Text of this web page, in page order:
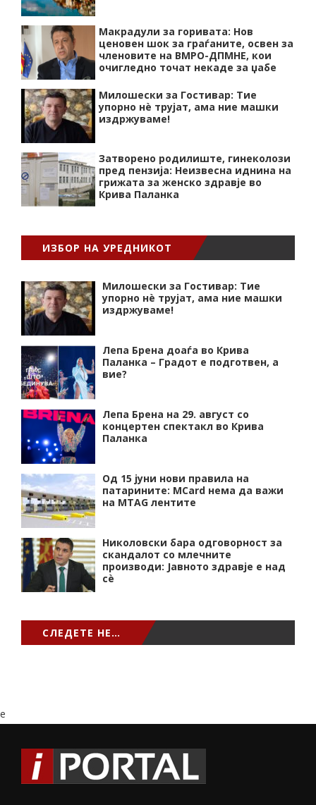
Макрадули за горивата: Нов
ценовен шок за граѓаните, освен за
членовите на ВМРО-ДПМНЕ, кои
очигледно точат некаде за џабе
Милошески за Гостивар: Тие
упорно нѐ трујат, ама ние машки
издржуваме!
Затворено родилиште, гинеколози
пред пензија: Неизвесна иднина на
грижата за женско здравје во
Крива Паланка
ИЗБОР НА УРЕДНИКОТ
Милошески за Гостивар: Тие
упорно нѐ трујат, ама ние машки
издржуваме!
Лепа Брена доаѓа во Крива
Паланка – Градот е подготвен, а
вие?
Лепа Брена на 29. август со
концертен спектакл во Крива
Паланка
Од 15 јуни нови правила на
патарините: MCard нема да важи
на MTAG лентите
Николовски бара одговорност за
скандалот со млечните
производи: Јавното здравје е над
сѐ
СЛЕДЕТЕ НЕ…
e